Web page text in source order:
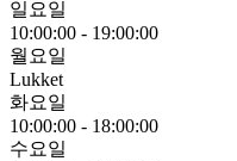
일요일
10:00:00 - 19:00:00
월요일
Lukket
화요일
10:00:00 - 18:00:00
수요일